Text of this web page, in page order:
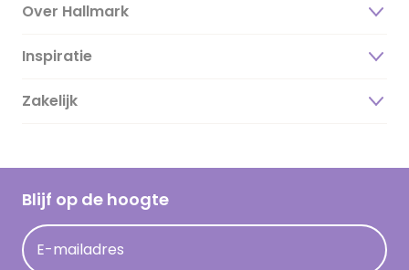
Over Hallmark
Over ons
Duurzaamheid
Hallmark Kaartclub
Acties
Persberichten
Inspiratie
Magazine
Cadeau inspiratie
Kaartinspiratie
Zakelijk
Blijf op de hoogte
E-mailadres